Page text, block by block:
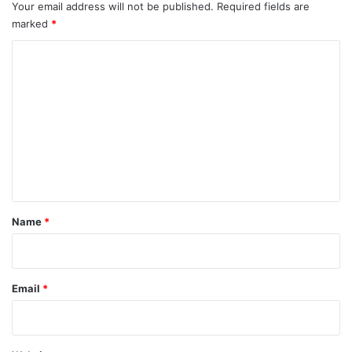
Your email address will not be published. Required fields are
marked *
*
Name *
Email *